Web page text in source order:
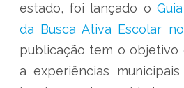
estado, foi lançado o
da Busca Ativa Escolar
publicação tem o objetivo
a experiências